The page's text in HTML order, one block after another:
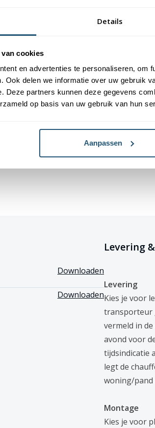
Details
cookies
en advertenties te personaliseren, om
Ook delen we informatie over uw gebruik
Deze partners kunnen deze gegevens
op basis van uw gebruik van hun
Aanpassen
3 tot 7 dagen geleverd.
betrouwbare verankering.
en polyester vlaggenmast,
.
biedt diverse
voor- en nadelen.
nastelbaar kantelanker. Je kan
Downloaden
Downloaden
Levering
Levering
Kies je voor
transporteur
vermeld in
avond voor
tijdsindicatie
legt de
woning/pand
Montage
Kies je voor